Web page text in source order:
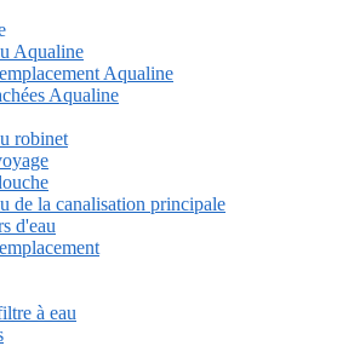
Aqualine
Aqualine
Aqualine
robinet
de la canalisation principale
d'eau
à eau